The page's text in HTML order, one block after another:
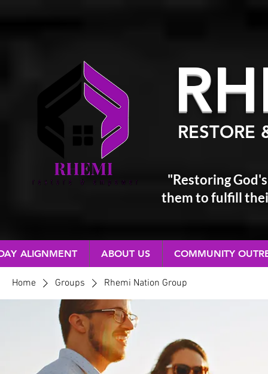
RESTORE
"Restoring
themto fulfill
RESTORE & EMPOWER
ALIGNMENT ABOUT US COMMUNITY
Home Groups Rhemi Nation Group